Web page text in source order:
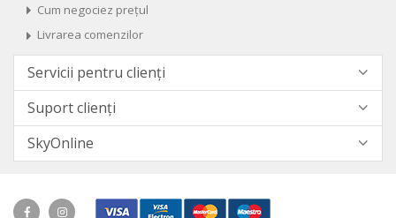
Cum negociez prețul
Livrarea comenzilor
Servicii pentru clienți
Suport clienți
SkyOnline